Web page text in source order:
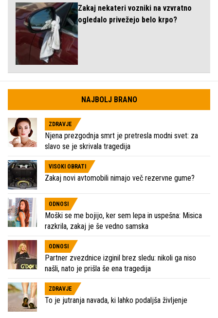
Zakaj nekateri vozniki na vzvratno
ogledalo privežejo belo krpo?
NAJBOLJ BRANO
ZDRAVJE
Njena prezgodnja smrt je pretresla modni svet: za
slavo se je skrivala tragedija
VISOKI OBRATI
Zakaj novi avtomobili nimajo več rezervne gume?
ODNOSI
Moški se me bojijo, ker sem lepa in uspešna: Misica
razkrila, zakaj je še vedno samska
ODNOSI
Partner zvezdnice izginil brez sledu: nikoli ga niso
našli, nato je prišla še ena tragedija
ZDRAVJE
To je jutranja navada, ki lahko podaljša življenje